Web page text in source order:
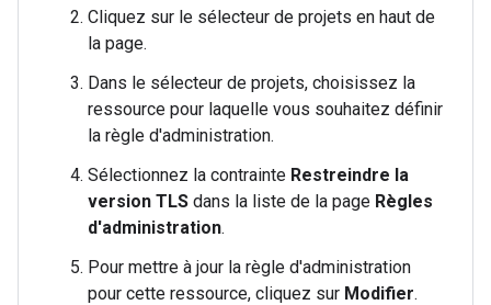
Cliquez sur le sélecteur de projets en haut de
la page.
Dans le sélecteur de projets, choisissez la
ressource pour laquelle vous souhaitez définir
la règle d'administration.
Sélectionnez la contrainte Restreindre la
version TLS dans la liste de la page Règles
d'administration.
Pour mettre à jour la règle d'administration
pour cette ressource, cliquez sur Modifier.